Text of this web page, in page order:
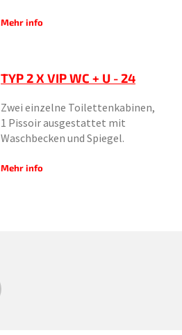
Mehr info
TYP 2 X VIP WC + U - 24
Zwei einzelne Toilettenkabinen,
1 Pissoir ausgestattet mit
Waschbecken und Spiegel.
Mehr info